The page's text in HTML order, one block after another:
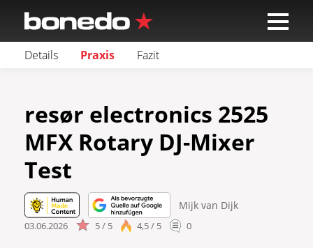
Details Praxis Fazit
resør electronics 2525
MFX Rotary DJ-Mixer
Test
Mijk van Dijk
03.06.2026 5 / 5 4,5 / 5 0